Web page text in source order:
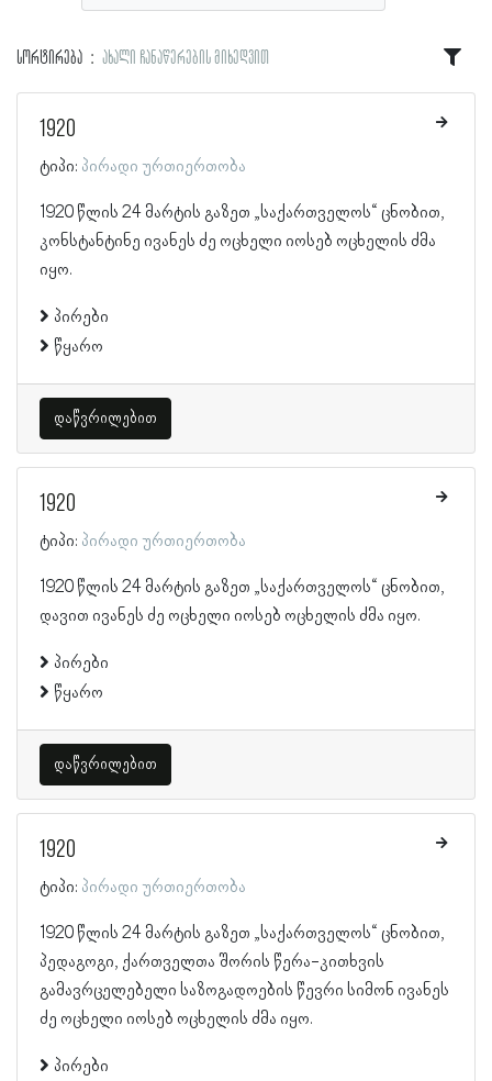
სორტირება ახალი ჩანაწერების მიხედვით
1920
ტიპი: პირადი ურთიერთობა
1920 წლის 24 მარტის გაზეთ „საქართველოს“ ცნობით,
კონსტანტინე ივანეს ძე ოცხელი იოსებ ოცხელის ძმა
იყო.
პირები
წყარო
დაწვრილებით
1920
ტიპი: პირადი ურთიერთობა
1920 წლის 24 მარტის გაზეთ „საქართველოს“ ცნობით,
დავით ივანეს ძე ოცხელი იოსებ ოცხელის ძმა იყო.
პირები
წყარო
დაწვრილებით
1920
ტიპი: პირადი ურთიერთობა
1920 წლის 24 მარტის გაზეთ „საქართველოს“ ცნობით,
პედაგოგი, ქართველთა შორის წერა-კითხვის
გამავრცელებელი საზოგადოების წევრი სიმონ ივანეს
ძე ოცხელი იოსებ ოცხელის ძმა იყო.
პირები